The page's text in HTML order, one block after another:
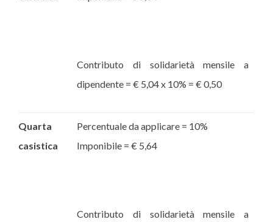
Contributo di solidarietà mensile a
dipendente = € 5,04 x 10% = € 0,50
Quarta
casistica
Percentuale da applicare = 10%
Imponibile = € 5,64
Contributo di solidarietà mensile a